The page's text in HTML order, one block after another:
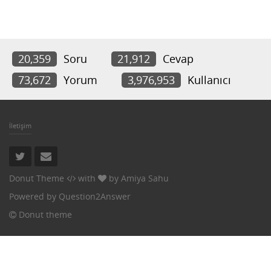
20,359 Soru 21,912
Cevap
73,672
Yorum 3,976,953 Kullanıcı
İletişim
Donut Theme with by Amiya Sahu
Powered by Question2Answer
Donut theme